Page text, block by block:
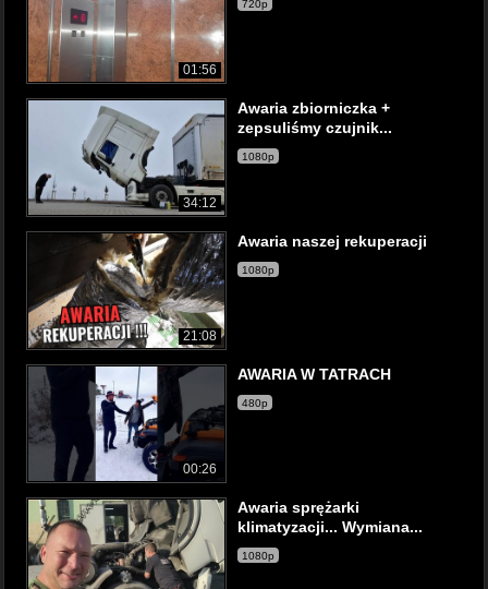
01:56
720p
34:12
Awaria zbiorniczka +
zepsuliśmy czujnik...
1080p
21:08
Awaria naszej rekuperacji
1080p
00:26
AWARIA W TATRACH
480p
Awaria sprężarki
klimatyzacji... Wymiana...
1080p